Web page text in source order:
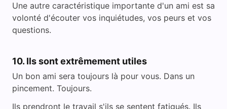
Une autre caractéristique importante d'un ami est sa
volonté d'écouter vos inquiétudes, vos peurs et vos
questions.
10. Ils sont extrêmement utiles
Un bon ami sera toujours là pour vous. Dans un
pincement. Toujours.
Ils prendront le travail s'ils se sentent fatigués. Ils